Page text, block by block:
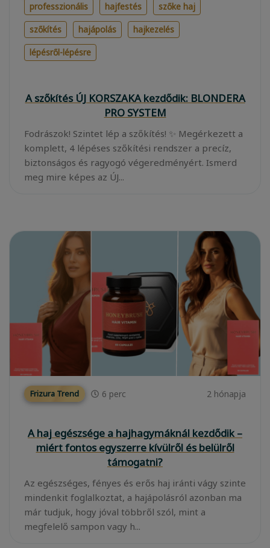
professzionális
hajfestés
szőke haj
szőkítés
hajápolás
hajkezelés
lépésről-lépésre
A szőkítés ÚJ KORSZAKA kezdődik: BLONDERA
PRO SYSTEM
Fodrászok! Szintet lép a szőkítés! ✨ Megérkezett a
komplett, 4 lépéses szőkítési rendszer a precíz,
biztonságos és ragyogó végeredményért. Ismerd
meg mire képes az ÚJ...
Frizura Trend 6 perc 2 hónapja
A haj egészsége a hajhagymáknál kezdődik –
miért fontos egyszerre kívülről és belülről
támogatni?
Az egészséges, fényes és erős haj iránti vágy szinte
mindenkit foglalkoztat, a hajápolásról azonban ma
már tudjuk, hogy jóval többről szól, mint a
megfelelő sampon vagy h...